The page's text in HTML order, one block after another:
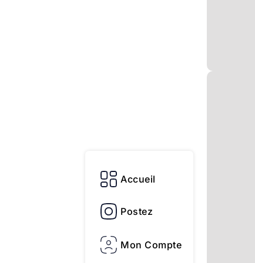
Accueil
Postez
Mon Compte